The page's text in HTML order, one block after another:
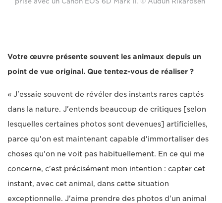
Votre œuvre présente souvent les animaux depuis un
point de vue original. Que tentez-vous de réaliser ?
« J'essaie souvent de révéler des instants rares captés
dans la nature. J'entends beaucoup de critiques [selon
lesquelles certaines photos sont devenues] artificielles,
parce qu'on est maintenant capable d'immortaliser des
choses qu'on ne voit pas habituellement. En ce qui me
concerne, c'est précisément mon intention : capter cet
instant, avec cet animal, dans cette situation
exceptionnelle. J'aime prendre des photos d'un animal